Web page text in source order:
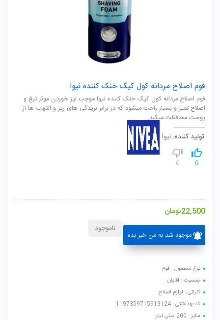
فوم اصلاح مردانه کول کیک خنک کننده نیوا
فوم اصلاح مردانه کول کيک خنک کننده نيوا موجب ليز خوردن موثر تيغ و
اصلاح تميز و بسيار راحت ميشود که در برابر بريدگی های ريز و التهاب ها از
پوست محافظت ميکند.
تولید کننده: نیوا
0
0
22,500تومان
موجود شد به من خبر بده
ناموجود
نوع محصول : فوم
جنسیت : آقایان
کارائی : لوازم اصلاح
کد بهداشتی : 1197359715913124
سایز : 200 میلی لیتر